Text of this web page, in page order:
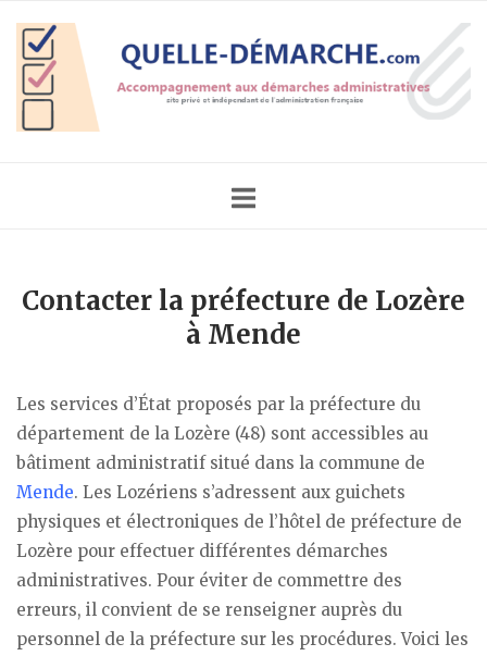
content
Home
Contacter la préfecture de Lozère
à Mende
Les services d’État proposés par la préfecture du
département de la Lozère (48) sont accessibles au
bâtiment administratif situé dans la commune de
Mende. Les Lozériens s’adressent aux guichets
physiques et électroniques de l’hôtel de préfecture de
Lozère pour effectuer différentes démarches
administratives. Pour éviter de commettre des
erreurs, il convient de se renseigner auprès du
personnel de la préfecture sur les procédures. Voici les